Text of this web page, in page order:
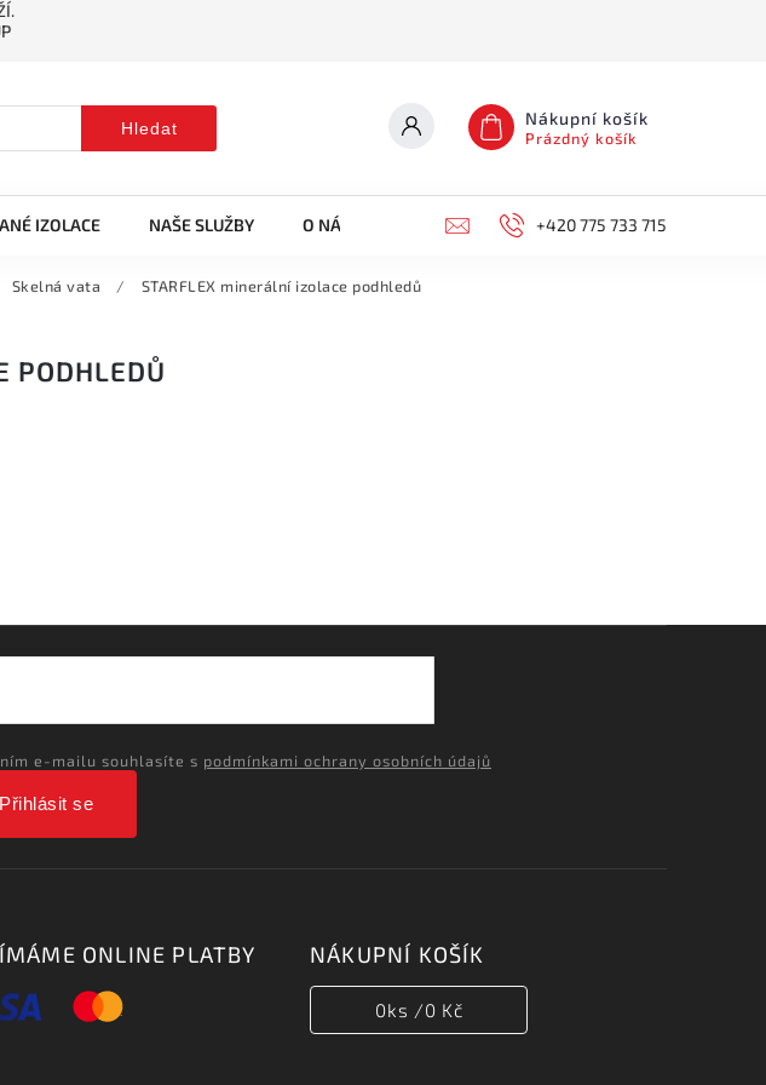
Hledat Nákupní košík
Prázdný košík
IZOLACE NAŠE SLUŽBY O NÁS KONTAKTY +420 775 733 715
Skelná vata / STARFLEX minerální izolace podhledů
PODHLEDŮ
e-mailu souhlasíte s podmínkami ochrany osobních údajů
Přihlásit se
ONLINE PLATBY NÁKUPNÍ KOŠÍK
0ks /0 Kč